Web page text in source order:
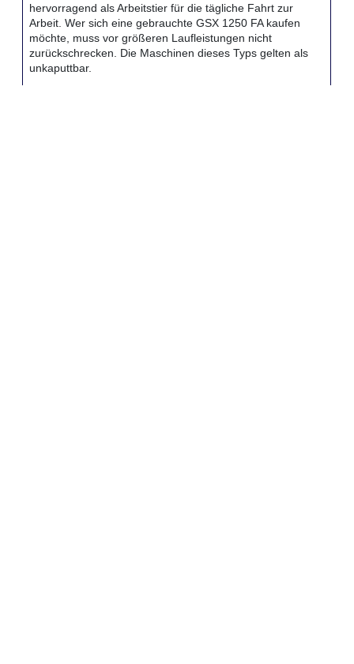
hervorragend als Arbeitstier für die tägliche Fahrt zur
Arbeit. Wer sich eine gebrauchte GSX 1250 FA kaufen
möchte, muss vor größeren Laufleistungen nicht
zurückschrecken. Die Maschinen dieses Typs gelten als
unkaputtbar.